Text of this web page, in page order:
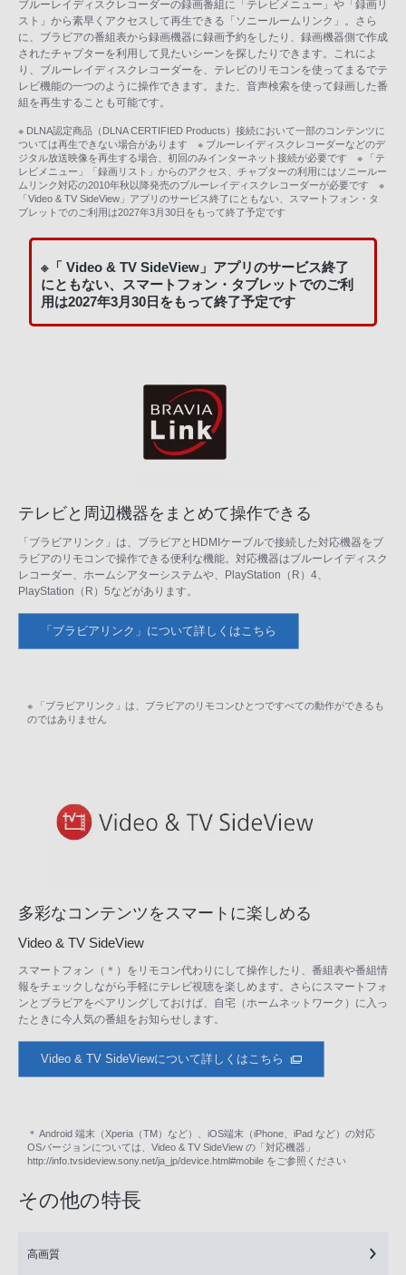
ブルーレイディスクレコーダーの録画番組に「テレビメニュー」や「録画リ
スト」から素早くアクセスして再生できる「ソニールームリンク」。さら
に、ブラビアの番組表から録画機器に録画予約をしたり、録画機器側で作成
されたチャプターを利用して見たいシーンを探したりできます。これによ
り、ブルーレイディスクレコーダーを、テレビのリモコンを使ってまるでテ
レビ機能の一つのように操作できます。また、音声検索を使って録画した番
組を再生することも可能です。
※ DLNA認定商品（DLNA CERTIFIED Products）接続において一部のコンテンツに
ついては再生できない場合があります ※ ブルーレイディスクレコーダーなどのデ
ジタル放送映像を再生する場合、初回のみインターネット接続が必要です ※ 「テ
レビメニュー」「録画リスト」からのアクセス、チャプターの利用にはソニールー
ムリンク対応の2010年秋以降発売のブルーレイディスクレコーダーが必要です ※
「Video & TV SideView」アプリのサービス終了にともない、スマートフォン・タ
ブレットでのご利用は2027年3月30日をもって終了予定です
※「 Video & TV SideView」アプリのサービス終了
にともない、スマートフォン・タブレットでのご利
用は2027年3月30日をもって終了予定です
テレビと周辺機器をまとめて操作できる
「ブラビアリンク」は、ブラビアとHDMIケーブルで接続した対応機器をブ
ラビアのリモコンで操作できる便利な機能。対応機器はブルーレイディスク
レコーダー、ホームシアターシステムや、PlayStation（R）4、
PlayStation（R）5などがあります。
「ブラビアリンク」について詳しくはこちら
※ 「ブラビアリンク」は、ブラビアのリモコンひとつですべての動作ができるも
のではありません
多彩なコンテンツをスマートに楽しめる
Video & TV SideView
スマートフォン（＊）をリモコン代わりにして操作したり、番組表や番組情
報をチェックしながら手軽にテレビ視聴を楽しめます。さらにスマートフォ
ンとブラビアをペアリングしておけば、自宅（ホームネットワーク）に入っ
たときに今人気の番組をお知らせします。
Video & TV SideViewについて詳しくはこちら
＊ Android 端末（Xperia（TM）など）、iOS端末（iPhone、iPad など）の対応
OSバージョンについては、Video & TV SideView の「対応機器」
http://info.tvsideview.sony.net/ja_jp/device.html#mobile をご参照ください
その他の特長
高画質